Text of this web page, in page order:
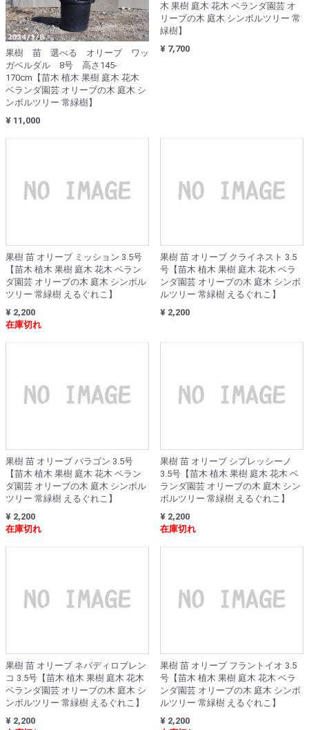
果樹 苗 選べる オリーブ ワッ
ガベルダル 8号 高さ145-
170cm【苗木 植木 果樹 庭木 花木
ベランダ園芸 オリーブの木 庭木 シ
ンボルツリー 常緑樹】
¥ 11,000
木 果樹 庭木 花木 ベランダ園芸 オ
リーブの木 庭木 シンボルツリー 常
緑樹】
¥ 7,700
果樹 苗 オリーブ ミッション 3.5号
【苗木 植木 果樹 庭木 花木 ベラン
ダ園芸 オリーブの木 庭木 シンボル
ツリー 常緑樹 えるぐれこ】
¥ 2,200
在庫切れ
果樹 苗 オリーブ クライネスト 3.5
号【苗木 植木 果樹 庭木 花木 ベラ
ンダ園芸 オリーブの木 庭木 シンボ
ルツリー 常緑樹 えるぐれこ】
¥ 2,200
果樹 苗 オリーブ パラゴン 3.5号
【苗木 植木 果樹 庭木 花木 ベラン
ダ園芸 オリーブの木 庭木 シンボル
ツリー 常緑樹 えるぐれこ】
¥ 2,200
在庫切れ
果樹 苗 オリーブ シプレッシーノ
3.5号【苗木 植木 果樹 庭木 花木 ベ
ランダ園芸 オリーブの木 庭木 シン
ボルツリー 常緑樹 えるぐれこ】
¥ 2,200
在庫切れ
果樹 苗 オリーブ ネバディロブレン
コ 3.5号【苗木 植木 果樹 庭木 花木
ベランダ園芸 オリーブの木 庭木 シ
ンボルツリー 常緑樹 えるぐれこ】
¥ 2,200
果樹 苗 オリーブ フラントイオ 3.5
号【苗木 植木 果樹 庭木 花木 ベラ
ンダ園芸 オリーブの木 庭木 シンボ
ルツリー 常緑樹 えるぐれこ】
¥ 2,200